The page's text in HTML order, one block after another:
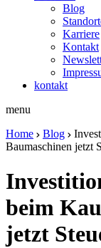
Blog
Karriere
Kontakt
kontakt
menu
Home
Blog
Baumaschinen jetzt
beim
jetzt